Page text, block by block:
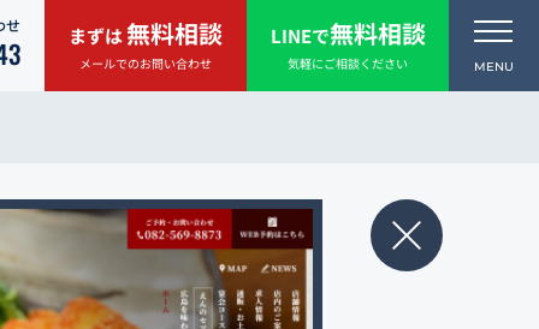
せ まずは無料相談
メールでのお問い合わせ
LINEで無料相談
気軽にご相談ください